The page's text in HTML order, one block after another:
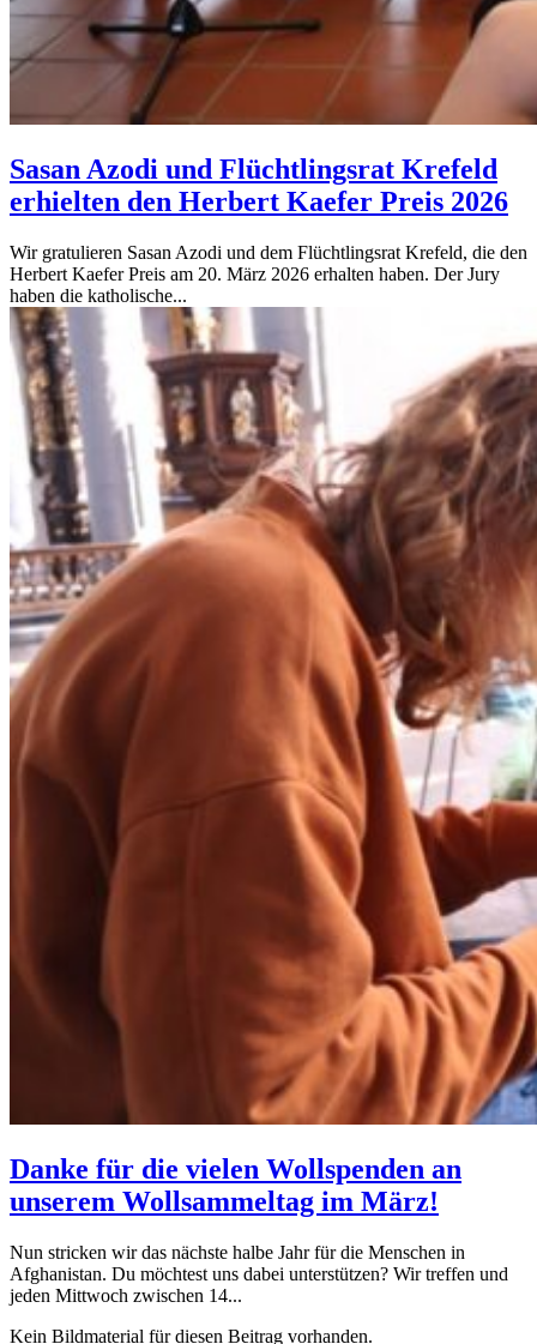
Sasan Azodi und Flüchtlingsrat Krefeld
erhielten den Herbert Kaefer Preis 2026
Wir gratulieren Sasan Azodi und dem Flüchtlingsrat Krefeld, die den
Herbert Kaefer Preis am 20. März 2026 erhalten haben. Der Jury
haben die katholische...
Danke für die vielen Wollspenden an
unserem Wollsammeltag im März!
Nun stricken wir das nächste halbe Jahr für die Menschen in
Afghanistan. Du möchtest uns dabei unterstützen? Wir treffen und
jeden Mittwoch zwischen 14...
Kein Bildmaterial für diesen Beitrag vorhanden.